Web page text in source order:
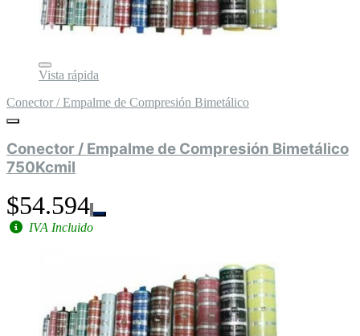
Vista rápida
Conector / Empalme de Compresión Bimetálico
Conector / Empalme de Compresión Bimetálico
750Kcmil
$54.594
IVA Incluido